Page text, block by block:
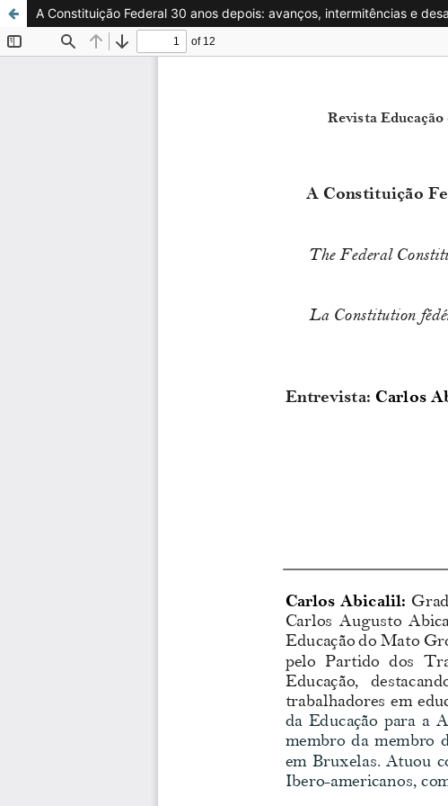
A Constituição Federal 30 anos depois: avanços, intermitências e